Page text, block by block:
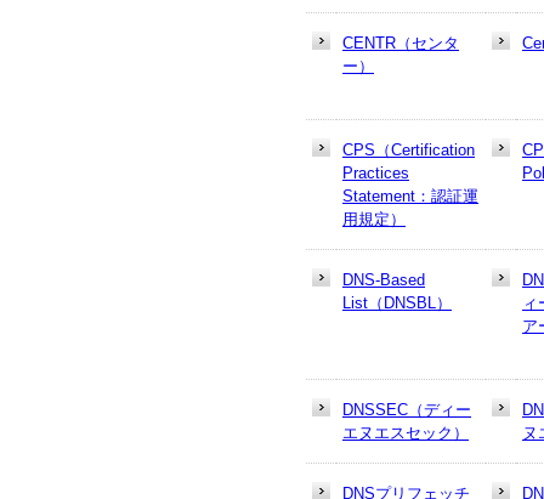
CENTR（センタ
ー）
CPS（Certification
Practices
Statement：認証運
用規定）
DNS-Based
List（DNSBL）
ィ
ア
DNSSEC（ディー
エヌエスセック）
ヌ
DNSプリフェッチ